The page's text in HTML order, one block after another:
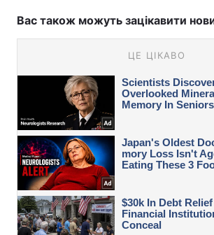
Вас також можуть зацікавити